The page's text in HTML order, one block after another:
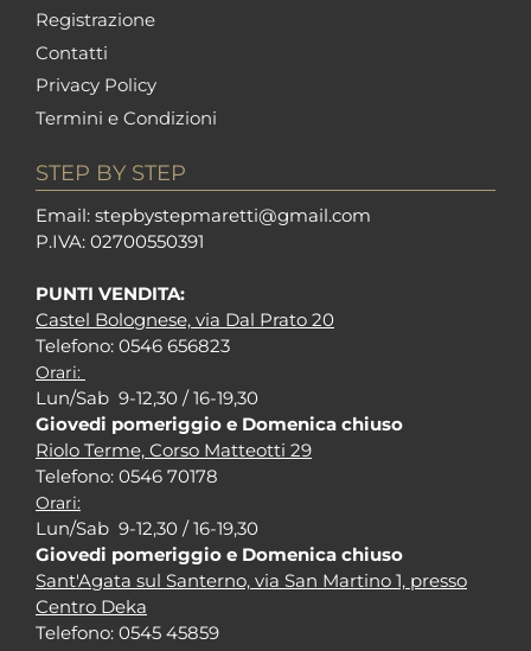
Registrazione
Contatti
Privacy Policy
Termini e Condizioni
STEP BY STEP
Email: stepbystepmaretti@gmail.com
P.IVA: 02700550391
PUNTI VENDITA:
Castel Bolognese, via Dal Prato 20
Telefono: 0546 656823
Orari:
Lun/Sab 9-12,30 / 16-19,30
Giovedi pomeriggio e Domenica chiuso
Riolo Terme, Corso Matteotti 29
Telefono: 0546 70178
Orari:
Lun/Sab 9-12,30 / 16-19,30
Giovedi pomeriggio e Domenica chiuso
Sant'Agata sul Santerno, via San Martino 1, presso
Centro Deka
Telefono: 0545 45859